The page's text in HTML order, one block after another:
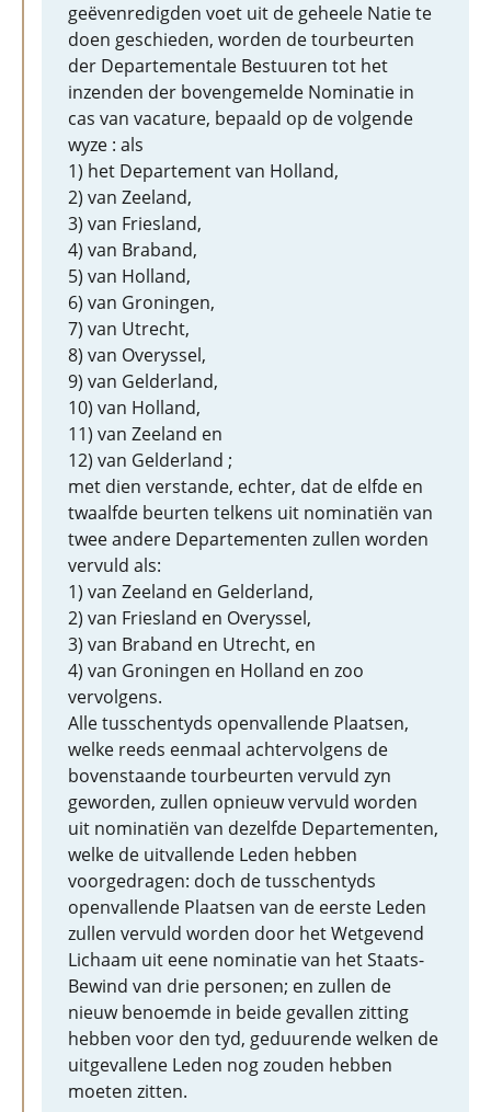
geëvenredigden voet uit de geheele Natie te
doen geschieden, worden de tourbeurten
der Departementale Bestuuren tot het
inzenden der bovengemelde Nominatie in
cas van vacature, bepaald op de volgende
wyze : als
1) het Departement van Holland,
2) van Zeeland,
3) van Friesland,
4) van Braband,
5) van Holland,
6) van Groningen,
7) van Utrecht,
8) van Overyssel,
9) van Gelderland,
10) van Holland,
11) van Zeeland en
12) van Gelderland ;
met dien verstande, echter, dat de elfde en
twaalfde beurten telkens uit nominatiën van
twee andere Departementen zullen worden
vervuld als:
1) van Zeeland en Gelderland,
2) van Friesland en Overyssel,
3) van Braband en Utrecht, en
4) van Groningen en Holland en zoo
vervolgens.
Alle tusschentyds openvallende Plaatsen,
welke reeds eenmaal achtervolgens de
bovenstaande tourbeurten vervuld zyn
geworden, zullen opnieuw vervuld worden
uit nominatiën van dezelfde Departementen,
welke de uitvallende Leden hebben
voorgedragen: doch de tusschentyds
openvallende Plaatsen van de eerste Leden
zullen vervuld worden door het Wetgevend
Lichaam uit eene nominatie van het Staats-
Bewind van drie personen; en zullen de
nieuw benoemde in beide gevallen zitting
hebben voor den tyd, geduurende welken de
uitgevallene Leden nog zouden hebben
moeten zitten.